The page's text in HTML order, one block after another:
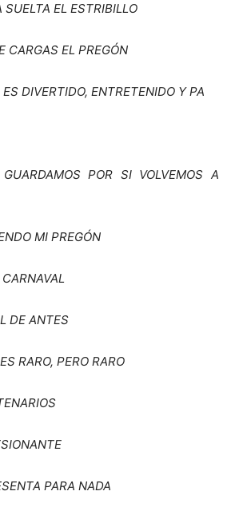
SUELTA EL ESTRIBILLO
CARGAS EL PREGÓN
DIVERTIDO, ENTRETENIDO Y PA
POR SI VOLVEMOS A
MI PREGÓN
DE ANTES
RARO, PERO RARO
PARA NADA